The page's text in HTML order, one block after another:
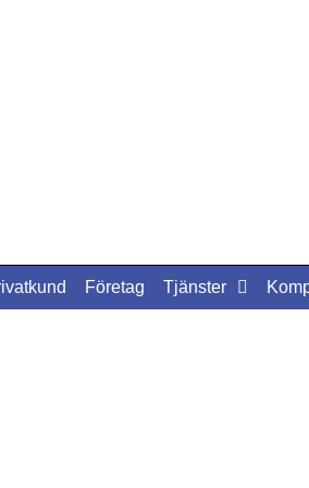
Företag Tjänster